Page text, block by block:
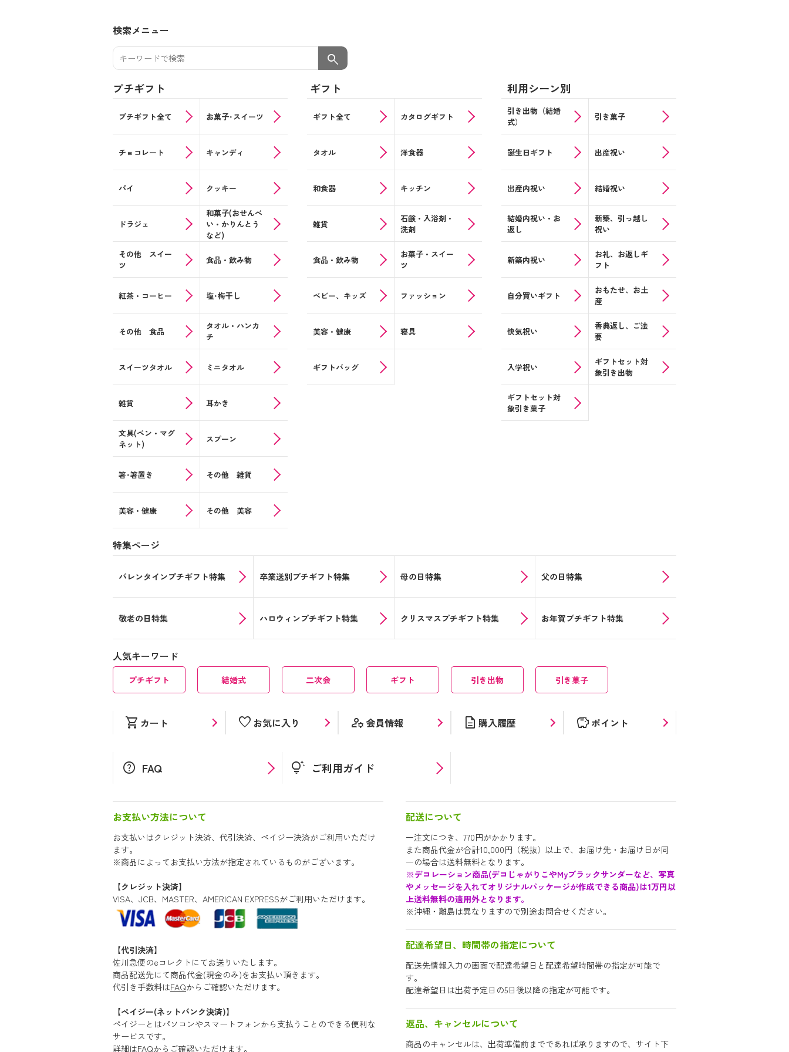
検索メニュー
search
プチギフト ギフト 利用シーン別
プチギフト全て お菓子･スイーツ
チョコレート キャンディ
パイ クッキー
ドラジェ
和菓子(おせんべ
い・かりんとう
など)
その他 スイー
ツ
食品・飲み物
紅茶・コーヒー 塩･梅干し
その他 食品
タオル・ハンカ
チ
スイーツタオル ミニタオル
雑貨 耳かき
文具(ペン・マグ
ネット)
スプーン
箸･箸置き その他 雑貨
美容・健康 その他 美容
ギフト全て カタログギフト
タオル 洋食器
和食器 キッチン
雑貨
石鹸・入浴剤・
洗剤
食品・飲み物
お菓子・スイー
ツ
ベビー、キッズ ファッション
美容・健康 寝具
ギフトバッグ
引き出物（結婚
式）
引き菓子
誕生日ギフト 出産祝い
出産内祝い 結婚祝い
結婚内祝い・お
返し
新築、引っ越し
祝い
新築内祝い
お礼、お返しギ
フト
自分買いギフト
おもたせ、お土
産
快気祝い
香典返し、ご法
要
入学祝い
ギフトセット対
象引き出物
ギフトセット対
象引き菓子
特集ページ
バレンタインプチギフト特集 卒業送別プチギフト特集 母の日特集 父の日特集
敬老の日特集 ハロウィンプチギフト特集 クリスマスプチギフト特集 お年賀プチギフト特集
人気キーワード
プチギフト 結婚式 二次会 ギフト 引き出物 引き菓子
shopping_cart カート favorite お気に入り manage_accounts会員情報 description 購入履歴 savings ポイント
help FAQ tips_and_updates ご利用ガイド
お支払い方法について
お支払いはクレジット決済、代引決済、ペイジー決済がご利用いただけ
ます。
※商品によってお支払い方法が指定されているものがございます。
【クレジット決済】
VISA、JCB、MASTER、AMERICAN EXPRESSがご利用いただけます。
【代引決済】
佐川急便のeコレクトにてお送りいたします。
商品配送先にて商品代金(現金のみ)をお支払い頂きます。
代引き手数料はFAQからご確認いただけます。
【ペイジー(ネットバンク決済)】
ペイジーとはパソコンやスマートフォンから支払うことのできる便利な
サービスです。
詳細はFAQからご確認いただけます。
配送について
一注文につき、770円がかかります。
また商品代金が合計10,000円（税抜）以上で、お届け先・お届け日が同
一の場合は送料無料となります。
※デコレーション商品(デコじゃがりこやMyブラックサンダーなど、写真
やメッセージを入れてオリジナルパッケージが作成できる商品)は1万円以
上送料無料の適用外となります。
※沖縄・離島は異なりますので別途お問合せください。
配達希望日、時間帯の指定について
配送先情報入力の画面で配達希望日と配達希望時間帯の指定が可能で
す。
配達希望日は出荷予定日の5日後以降の指定が可能です。
返品、キャンセルについて
商品のキャンセルは、出荷準備前までであれば承りますので、サイト下